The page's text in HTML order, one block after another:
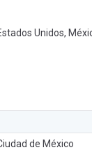
Unidos,
de México